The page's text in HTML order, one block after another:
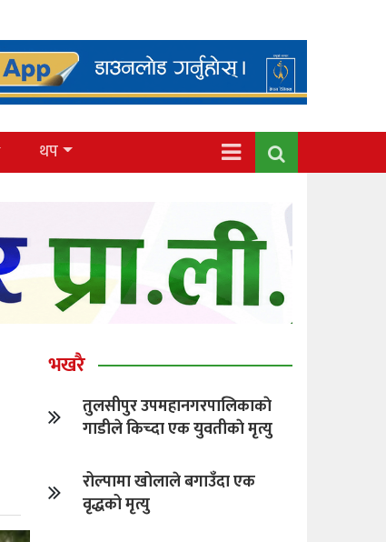
थप
भखरै
तुलसीपुर उपमहानगरपालिकाकाे
गाडीले किच्दा एक युवतीकाे मृत्यु
रोल्पामा खोलाले बगाउँदा एक
वृद्धको मृत्यु